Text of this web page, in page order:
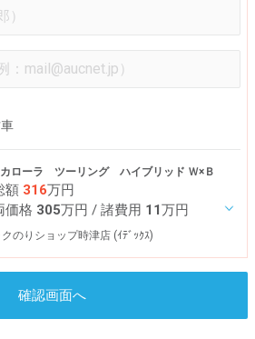
カローラ ツーリング ハイブリッド Ｗ×Ｂ
額 316万円
格 305万円 / 諸費用 11万円
クのりショップ時津店 (ｲﾃﾞｯｸｽ)
確認画面へ